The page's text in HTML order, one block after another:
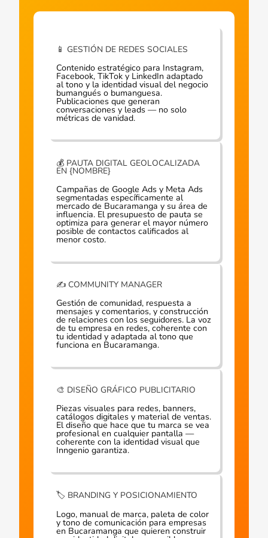
📱 GESTIÓN DE REDES SOCIALES
Contenido estratégico para Instagram,
Facebook, TikTok y LinkedIn adaptado
al tono y la identidad visual del negocio
bumangués o bumanguesa.
Publicaciones que generan
conversaciones y leads — no solo
métricas de vanidad.
💰 PAUTA DIGITAL GEOLOCALIZAD​A
EN {NOMBRE}
Campañas de Google Ads y Meta Ads
segmentadas específicamente al
mercado de Bucaramanga y su área de
influencia. El presupuesto de pauta se
optimiza para generar el mayor número
posible de contactos calificados al
menor costo.
✍️ COMMUNITY MANAGER
Gestión de comunidad, respuesta a
mensajes y comentarios, y construcción
de relaciones con los seguidores. La voz
de tu empresa en redes, coherente con
tu identidad y adaptada al tono que
funciona en Bucaramanga.
🎨 DISEÑO GRÁFICO PUBLICITARIO
Piezas visuales para redes, banners,
catálogos digitales y material de ventas.
El diseño que hace que tu marca se vea
profesional en cualquier pantalla —
coherente con la identidad visual que
Inngenio garantiza.
🏷️ BRANDING Y POSICIONAMIENTO
Logo, manual de marca, paleta de color
y tono de comunicación para empresas
en Bucaramanga que quieren construir